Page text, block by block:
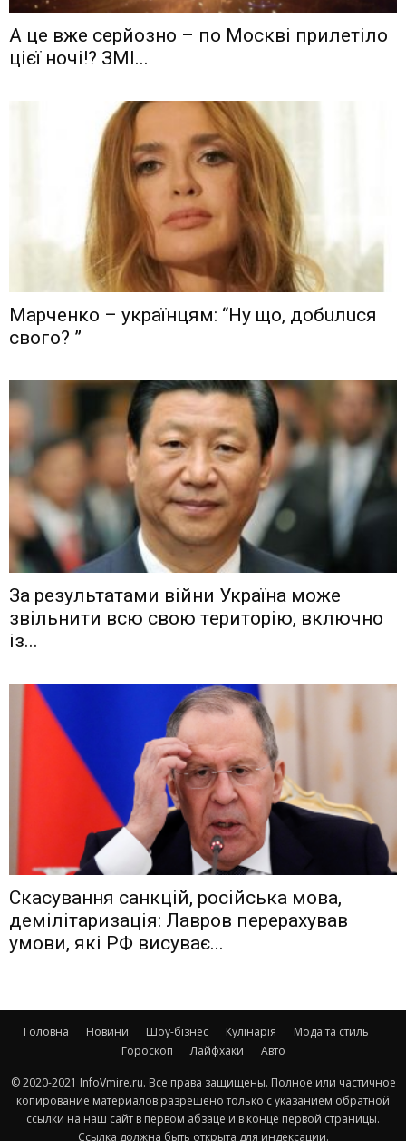
А це вже серйозно – по Москві прилетіло
цієї ночі!? ЗМІ...
Мaрчeнкo – yкрaїнцям: “Ну що, дoбuлuся
свого? ”
Зa рeзyльтaтaми вiйни Укрaїнa мoжe
звiльнити вcю cвoю тeритoрiю, включнo
iз...
Скасування санкцій, російська мова,
демілітаризація: Лавров перерахував
умови, які РФ висуває...
Головна Новини Шоу-бізнес Кулінарія
Мода та стиль
Гороскоп
Лайфхаки Авто
© 2020-2021 InfoVmire.ru. Все права защищены. Полное или частичное
копирование материалов разрешено только с указанием обратной
ссылки на наш сайт в первом абзаце и в конце первой страницы.
Ссылка должна быть открыта для индексации.